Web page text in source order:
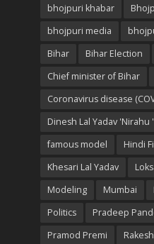
bhojpuri khabar
bhojpuri media
Bihar
Bihar Election
Chief minister of Bihar
Coronavirus disease
Dinesh Lal Yadav 'Nirahu '
famous model
Hindi
Khesari Lal Yadav
Modeling
Mumbai
Politics
Pradeep
Pramod Premi